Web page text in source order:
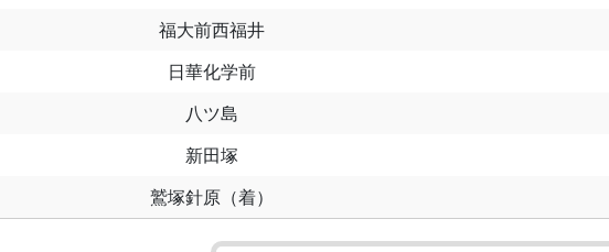
福大前西福井
日華化学前
八ツ島
新田塚
鷲塚針原（着）